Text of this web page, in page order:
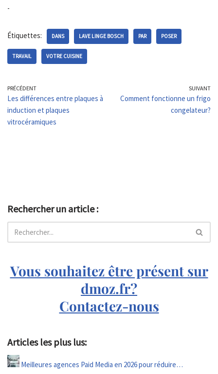
-
Étiquettes: DANS LAVE LINGE BOSCH PAR POSER
TRAVAIL VOTRE CUISINE
PRÉCÉDENT
Les différences entre plaques à
induction et plaques
vitrocéramiques
SUIVANT
Comment fonctionne un frigo
congelateur?
Rechercher un article :
Vous souhaitez être présent sur
dmoz.fr?
Contactez-nous
Articles les plus lus:
Meilleures agences Paid Media en 2026 pour réduire…